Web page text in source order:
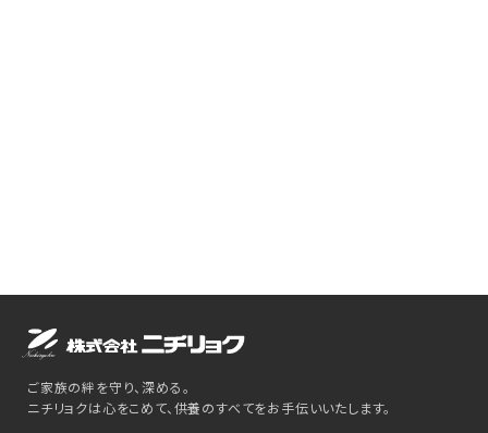
ご家族の絆を守り、深める。
ニチリョクは心をこめて、供養のすべてをお手伝いいたします。